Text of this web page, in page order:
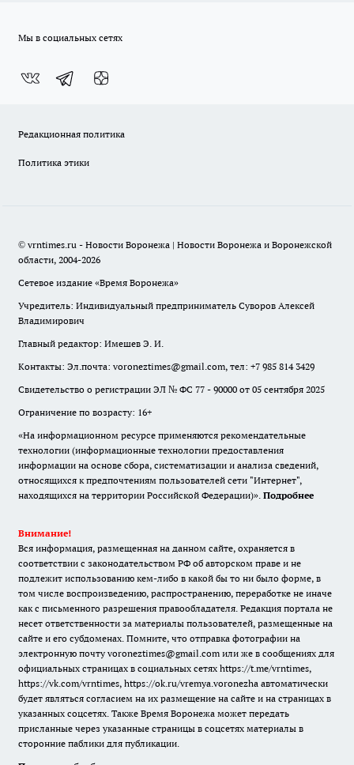
Мы в социальных сетях
Редакционная политика
Политика этики
© vrntimes.ru - Новости Воронежа | Новости Воронежа и Воронежской
области, 2004-2026
Сетевое издание «Время Воронежа»
Учредитель: Индивидуальный предприниматель Суворов Алексей
Владимирович
Главный редактор: Имешев Э. И.
Контакты: Эл.почта: voroneztimes@gmail.com, тел: +7 985 814 3429
Свидетельство о регистрации ЭЛ № ФС 77 - 90000 от 05 сентября 2025
Ограничение по возрасту: 16+
«На информационном ресурсе применяются рекомендательные
технологии (информационные технологии предоставления
информации на основе сбора, систематизации и анализа сведений,
относящихся к предпочтениям пользователей сети "Интернет",
находящихся на территории Российской Федерации)». Подробнее
Внимание!
Вся информация, размещенная на данном сайте, охраняется в
соответствии с законодательством РФ об авторском праве и не
подлежит использованию кем-либо в какой бы то ни было форме, в
том числе воспроизведению, распространению, переработке не иначе
как с письменного разрешения правообладателя. Редакция портала не
несет ответственности за материалы пользователей, размещенные на
сайте и его субдоменах. Помните, что отправка фотографии на
электронную почту voroneztimes@gmail.com или же в сообщениях для
официальных страницах в социальных сетях https://t.me/vrntimes,
https://vk.com/vrntimes, https://ok.ru/vremya.voronezha автоматически
будет являться согласием на их размещение на сайте и на страницах в
указанных соцсетях. Также Время Воронежа может передать
присланные через указанные страницы в соцсетях материалы в
сторонние паблики для публикации.